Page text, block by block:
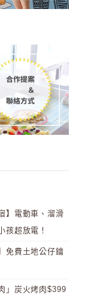
】電動車、溜滑
孩超放電！
免費土地公仔鑰
」炭火烤肉$399